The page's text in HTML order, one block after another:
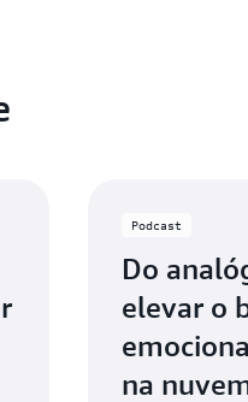
Podcast
Do
elevar o
na